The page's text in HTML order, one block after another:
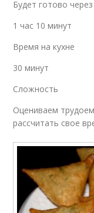
Будет готово через
1 час 10 минут
Время на кухне
30 минут
Сложность
Оцениваем
рассчитать свое